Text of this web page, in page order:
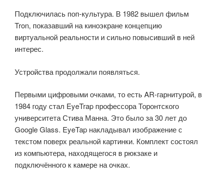
Подключилась поп-культура. В 1982 вышел фильм
Tron, показавший на киноэкране концепцию
виртуальной реальности и сильно повысивший в ней
интерес.
Устройства продолжали появляться.
Первыми цифровыми очками, то есть AR-гарнитурой, в
1984 году стал EyeTrap профессора Торонтского
университета Стива Манна. Это было за 30 лет до
Google Glass. EyeTap накладывал изображение с
текстом поверх реальной картинки. Комплект состоял
из компьютера, находящегося в рюкзаке и
подключённого к камере на очках.